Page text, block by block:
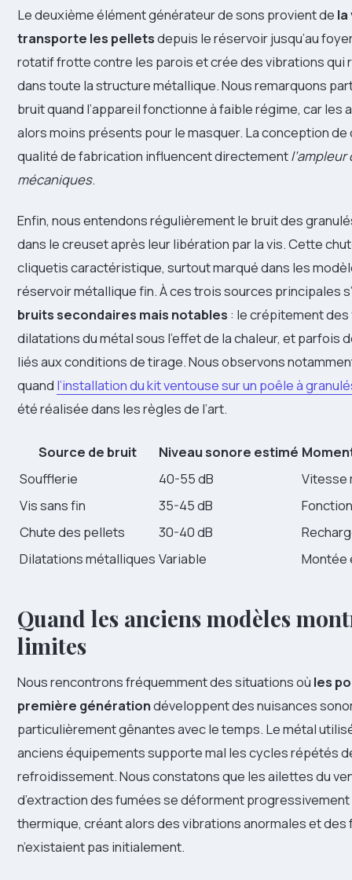
Le deuxième élément générateur de sons provient de la
transporte les pelletsdepuis le réservoir jusqu’au
rotatif frotte contre les parois et crée des vibrations qui
dans toute la structure métallique. Nous remarquons
bruit quand l’appareil fonctionne à faible régime, car les
alors moins présents pour le masquer. La conception
qualité de fabrication influencent directement
mécaniques.
Enfin, nous entendons régulièrement le bruit des
dans le creuset après leur libération par la vis. Cette
cliquetis caractéristique, surtout marqué dans les
réservoir métallique fin. À ces trois sources principales
bruits secondaires mais notables : le crépitement
dilatations du métal sous l’effet de la chaleur, et parfois
liés aux conditions de tirage. Nous observons
quand l’installation du kit ventouse sur un poêle à
été réalisée dans les règles de l’art.
Source de bruit Niveau sonore estimé
Soufflerie
40-55 dB
Vitesse
Vis sans fin
35-45 dB
Chute des pellets
30-40 dB
Dilatations métalliques Variable Montée
Quand les anciens modèles
limites
Nous rencontrons fréquemment des situations où les
première générationdéveloppent des nuisances
particulièrement gênantes avec le temps. Le métal
anciens équipements supporte mal les cycles répétés
refroidissement. Nous constatons que les ailettes du
d’extraction des fumées se déforment progressivement
thermique, créant alors des vibrations anormales et
n’existaient pas initialement.